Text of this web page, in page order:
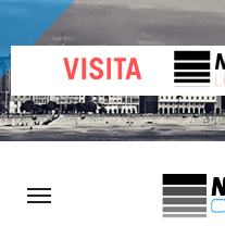
al
contenido